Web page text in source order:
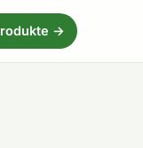
→